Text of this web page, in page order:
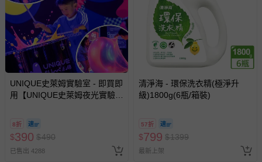
區，可能會無法配送，或須依據商品需加收離島運費。廠商
亦保留出貨與否的權利。離島、偏遠地區、樓層親送等加價
費用，可能會另需加收。
商品實際的配達日期，可於訂單個人資料內的查詢訂單內，
已出貨通知之訊息為主。
如您收到商品，請依正常流程檢查是否完好，若商品遇瑕疵
情形，您可申請更換新品或退貨，請見：退貨的辦理流程
式、折價券與購物金的使用、退貨及商品運送方式等有疑
問，你可詳見：
媽咪愛客服中心。
預購商品：預購為海外同步代購，遇缺貨即會通知媽咪並協
UNIQUE史萊姆實驗室 - 即買即
用【UNIQUE史萊姆夜光實驗室
8/30 (電子票券，於展期現場憑
訂單編號兌換，逾期作廢) (大
人小孩均一價(3歲以上需購票))
8折
$390 $490
已售出 4288
清淨海 - 環保洗衣精(極淨升
級)1800g(6瓶/箱裝)
57折
$799 $1399
最新上架